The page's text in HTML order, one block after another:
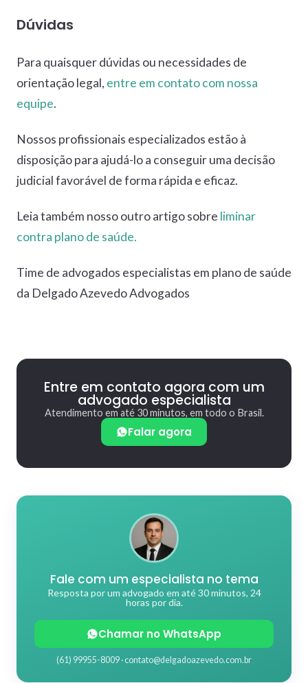
Dúvidas
Para quaisquer dúvidas ou necessidades de
orientação legal, entre em contato com nossa
equipe.
Nossos profissionais especializados estão à
disposição para ajudá-lo a conseguir uma decisão
judicial favorável de forma rápida e eficaz.
Leia também nosso outro artigo sobre liminar
contra plano de saúde.
Time de advogados especialistas em plano de saúde
da Delgado Azevedo Advogados
Entre em contato agora com um
advogado especialista
Atendimento em até 30 minutos, em todo o Brasil.
Falar agora
Fale com um especialista no tema
Resposta por um advogado em até 30 minutos, 24
horas por dia.
Chamar no WhatsApp
(61) 99955-8009 · contato@delgadoazevedo.com.br